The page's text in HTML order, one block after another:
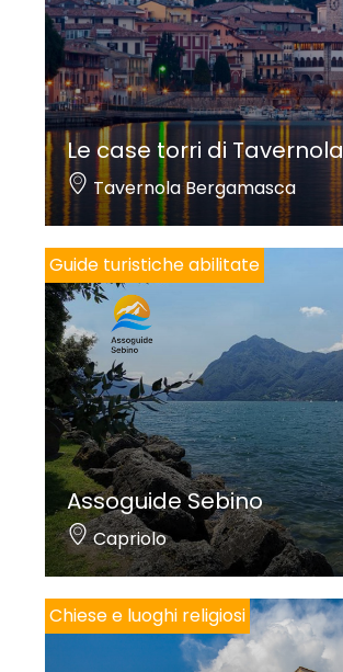
Le case torri di Tavernola
Tavernola Bergamasca
Guide turistiche abilitate
Assoguide Sebino
Capriolo
Chiese e luoghi religiosi